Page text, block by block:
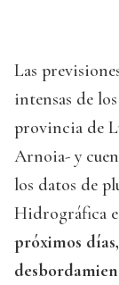
Las
intensas de
provincia de
Arnoia- y
los datos de
Hidrográfica
próximos